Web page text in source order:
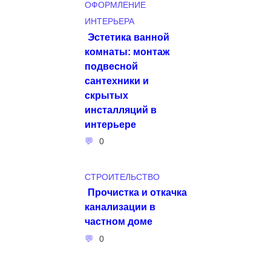
ОФОРМЛЕНИЕ
ИНТЕРЬЕРА
Эстетика ванной
комнаты: монтаж
подвесной
сантехники и
скрытых
инсталляций в
интерьере
0
СТРОИТЕЛЬСТВО
Прочистка и откачка
канализации в
частном доме
0